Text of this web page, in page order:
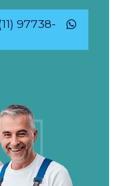
97738-